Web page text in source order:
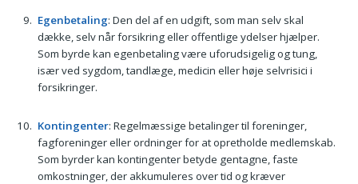
Egenbetaling: Den del af en udgift, som man selv skal
dække, selv når forsikring eller offentlige ydelser hjælper.
Som byrde kan egenbetaling være uforudsigelig og tung,
især ved sygdom, tandlæge, medicin eller høje selvrisici i
forsikringer.
Kontingenter: Regelmæssige betalinger til foreninger,
fagforeninger eller ordninger for at opretholde medlemskab.
Som byrder kan kontingenter betyde gentagne, faste
omkostninger, der akkumuleres over tid og kræver